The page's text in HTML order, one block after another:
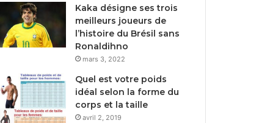
Kaka désigne ses trois
meilleurs joueurs de
l’histoire du Brésil sans
Ronaldihno
mars 3, 2022
Quel est votre poids
idéal selon la forme du
corps et la taille
avril 2, 2019